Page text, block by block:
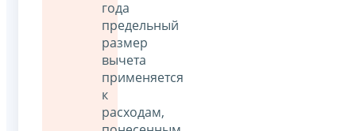
года
предельный
размер
вычета
применяется
к
расходам,